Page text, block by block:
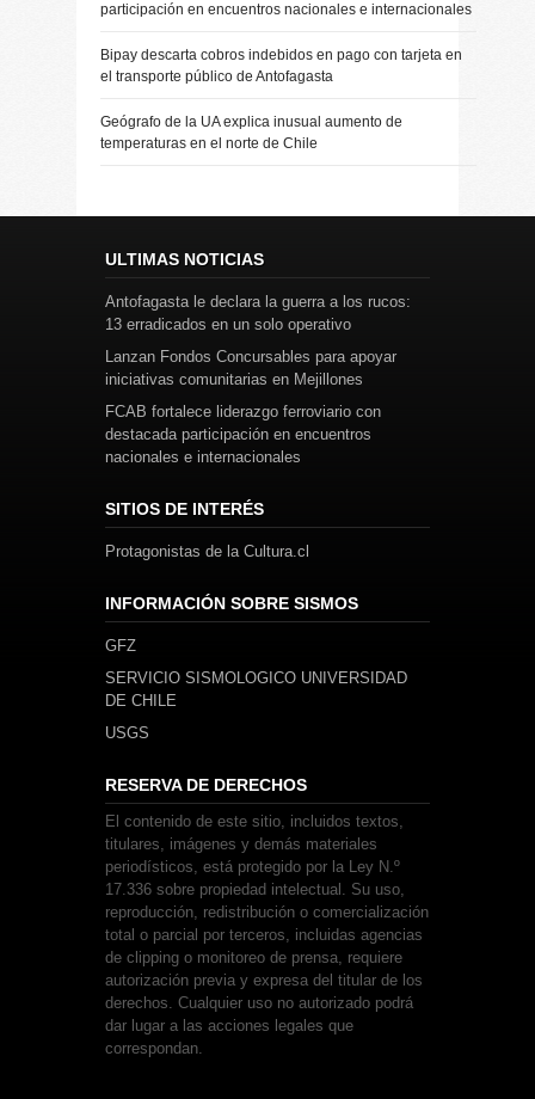
participación en encuentros nacionales e internacionales
Bipay descarta cobros indebidos en pago con tarjeta en
el transporte público de Antofagasta
Geógrafo de la UA explica inusual aumento de
temperaturas en el norte de Chile
ULTIMAS NOTICIAS
Antofagasta le declara la guerra a los rucos:
13 erradicados en un solo operativo
Lanzan Fondos Concursables para apoyar
iniciativas comunitarias en Mejillones
FCAB fortalece liderazgo ferroviario con
destacada participación en encuentros
nacionales e internacionales
SITIOS DE INTERÉS
Protagonistas de la Cultura.cl
INFORMACIÓN SOBRE SISMOS
GFZ
SERVICIO SISMOLOGICO UNIVERSIDAD
DE CHILE
USGS
RESERVA DE DERECHOS
El contenido de este sitio, incluidos textos,
titulares, imágenes y demás materiales
periodísticos, está protegido por la Ley N.º
17.336 sobre propiedad intelectual. Su uso,
reproducción, redistribución o comercialización
total o parcial por terceros, incluidas agencias
de clipping o monitoreo de prensa, requiere
autorización previa y expresa del titular de los
derechos. Cualquier uso no autorizado podrá
dar lugar a las acciones legales que
correspondan.